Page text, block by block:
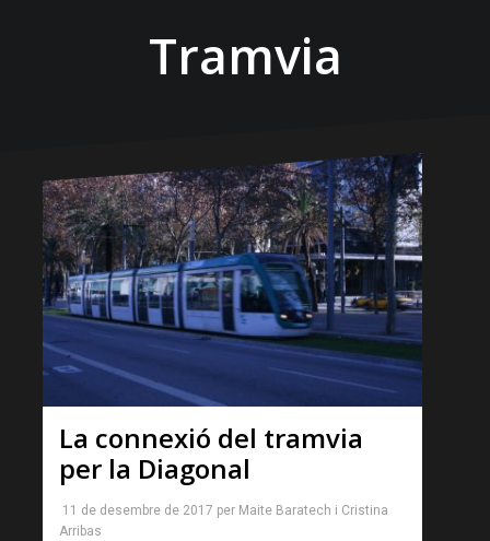
Tramvia
La connexió del tramvia
per la Diagonal
11 de desembre de 2017 per Maite Baratech i Cristina
Arribas